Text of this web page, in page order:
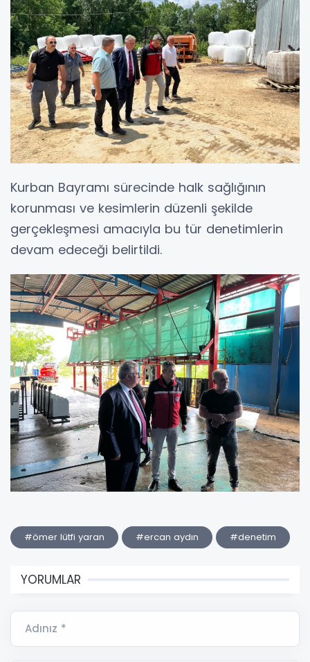
Kurban Bayramı sürecinde halk sağlığının
korunması ve kesimlerin düzenli şekilde
gerçekleşmesi amacıyla bu tür denetimlerin
devam edeceği belirtildi.
#ömer lütfi yaran #ercan aydın #denetim
YORUMLAR
Adınız *